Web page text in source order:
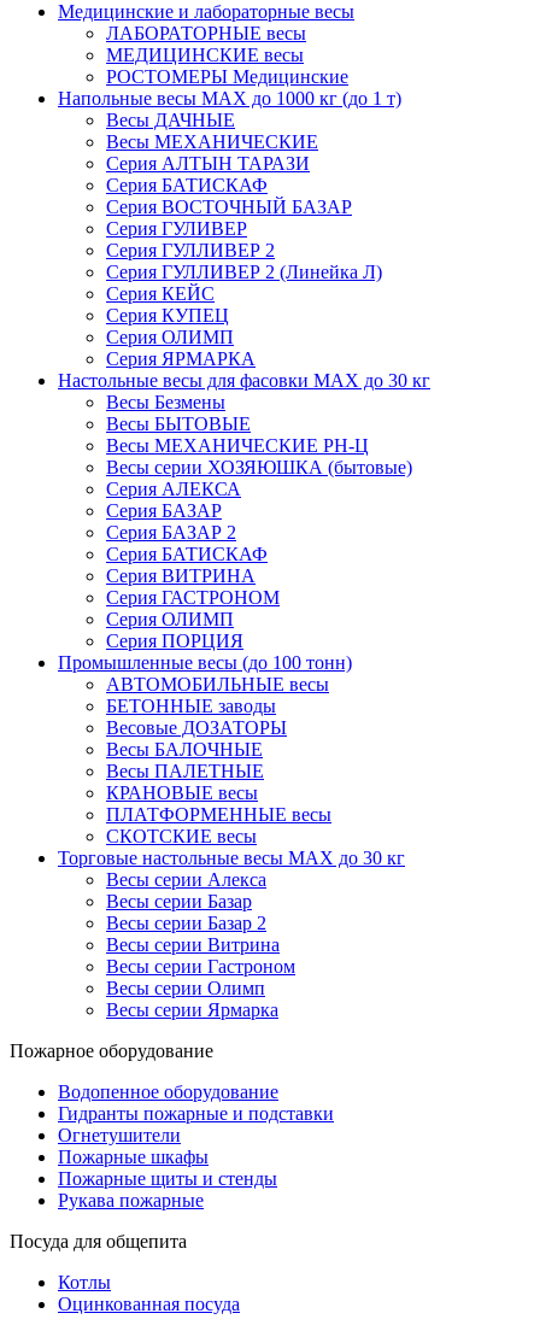
Медицинские и лабораторные весы
ЛАБОРАТОРНЫЕ весы
МЕДИЦИНСКИЕ весы
РОСТОМЕРЫ Медицинские
Напольные весы MAX до 1000 кг (до 1 т)
Весы ДАЧНЫЕ
Весы МЕХАНИЧЕСКИЕ
Серия АЛТЫН ТАРАЗИ
Серия БАТИСКАФ
Серия ВОСТОЧНЫЙ БАЗАР
Серия ГУЛИВЕР
Серия ГУЛЛИВЕР 2
Серия ГУЛЛИВЕР 2 (Линейка Л)
Серия КЕЙС
Серия КУПЕЦ
Серия ОЛИМП
Серия ЯРМАРКА
Настольные весы для фасовки MAX до 30 кг
Весы Безмены
Весы БЫТОВЫЕ
Весы МЕХАНИЧЕСКИЕ РН-Ц
Весы серии ХОЗЯЮШКА (бытовые)
Серия АЛЕКСА
Серия БАЗАР
Серия БАЗАР 2
Серия БАТИСКАФ
Серия ВИТРИНА
Серия ГАСТРОНОМ
Серия ОЛИМП
Серия ПОРЦИЯ
Промышленные весы (до 100 тонн)
АВТОМОБИЛЬНЫЕ весы
БЕТОННЫЕ заводы
Весовые ДОЗАТОРЫ
Весы БАЛОЧНЫЕ
Весы ПАЛЕТНЫЕ
КРАНОВЫЕ весы
ПЛАТФОРМЕННЫЕ весы
СКОТСКИЕ весы
Торговые настольные весы MAX до 30 кг
Весы серии Алекса
Весы серии Базар
Весы серии Базар 2
Весы серии Витрина
Весы серии Гастроном
Весы серии Олимп
Весы серии Ярмарка
Пожарное оборудование
Водопенное оборудование
Гидранты пожарные и подставки
Огнетушители
Пожарные шкафы
Пожарные щиты и стенды
Рукава пожарные
Посуда для общепита
Котлы
Оцинкованная посуда